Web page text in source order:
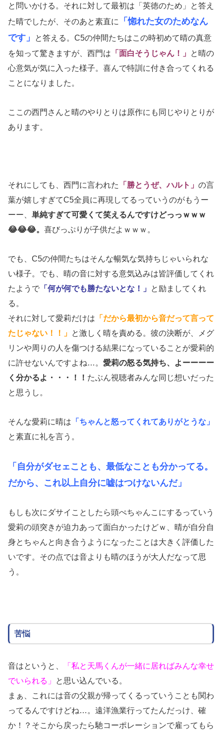
と問いかける。それに対して最初は「英徳のため」と答え
た晴でしたが、そのあと素直に
「惚れた女のためなん
です」
と答える。C5の仲間たちはこの時初めて晴の真意
を知って驚きますが、西門は 「面白そうじゃん！」
と晴の
心意気が気に入った様子。喜んで特訓に付き合ってくれる
ことになりました。
ここの西門さんと晴のやりとりは原作にも同じやりとりが
あります。
それにしても、西門に言われた 「勝とうぜ、ハルト」 の言
葉が嬉しすぎてC5全員に再現してるっていうのがもうー
ーー、 単純すぎて可愛くて笑えるんですけどっっｗｗｗ
😂😂😂。 喜びっぷりが子供だよｗｗｗ。
でも、C5の仲間たちはそんな暢気な気持ちじゃいられな
い様子。でも、晴の音に対する意気込みは皆評価してくれ
たようで 「何が何でも勝たないとな！」
と励ましてくれ
る。
それに対して愛莉だけは 「だから最初から音だって言って
たじゃない！！」 と激しく晴を責める。彼の決断が、メグ
リンや周りの人を傷つける結果になっていることが愛莉的
に許せないんですよね…。 愛莉の怒る気持ち、よーーーー
く分かるよ・・・！！ たぶん視聴者みんな同じ想いだった
と思うし。
そんな愛莉に晴は 「ちゃんと怒ってくれてありがとうな」
と素直に礼を言う。
「自分がダセェことも、最低なことも分かってる。
だから、これ以上自分に嘘はつけないんだ」
もしも次にダサイことしたら頭ぺちゃんこにするっていう
愛莉の頭突きが迫力あって面白かったけどｗ、晴が自分自
身とちゃんと向き合うようになったことは大きく評価した
いです。その点では音よりも晴のほうが大人だなって思
う。
苦悩
音はというと、
「私と天馬くんが一緒に居ればみんな幸せ
でいられる」
と思い込んでいる。
まぁ、これには音の父親が帰ってくるっていうことも関わ
ってるんですけどね…。遠洋漁業行ってたんだっけ、確
か！？そこから戻ったら馳コーポレーションで雇ってもら